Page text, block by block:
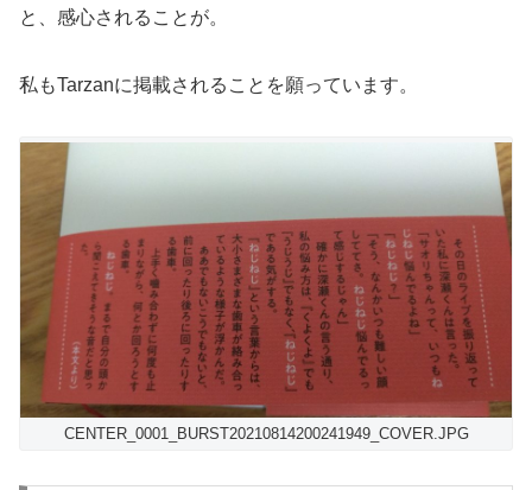
と、感心されることが。
私もTarzanに掲載されることを願っています。
CENTER_0001_BURST20210814200241949_COVER.JPG